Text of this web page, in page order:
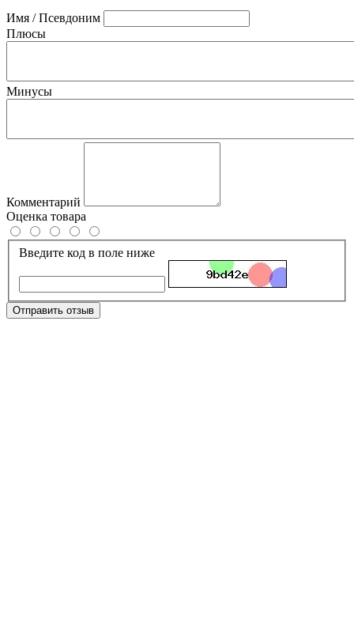
Имя / Псевдоним
Плюсы
Минусы
Комментарий
Оценка товара
Введите код в поле ниже
Отправить отзыв